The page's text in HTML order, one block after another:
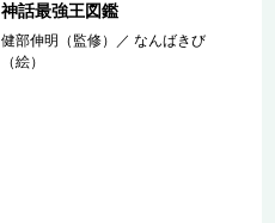
神話最強王図鑑
健部伸明（監修） ／なんばきび
（絵）